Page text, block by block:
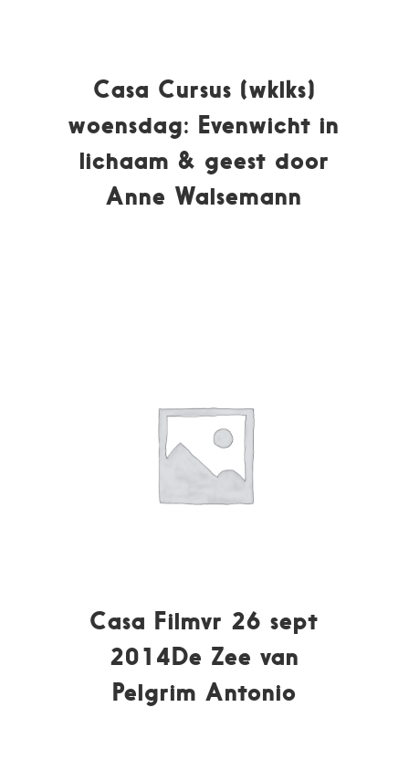
Casa Cursus (wklks)
woensdag: Evenwicht in
lichaam & geest door
Anne Walsemann
Casa Filmvr 26 sept
2014De Zee van
Pelgrim Antonio